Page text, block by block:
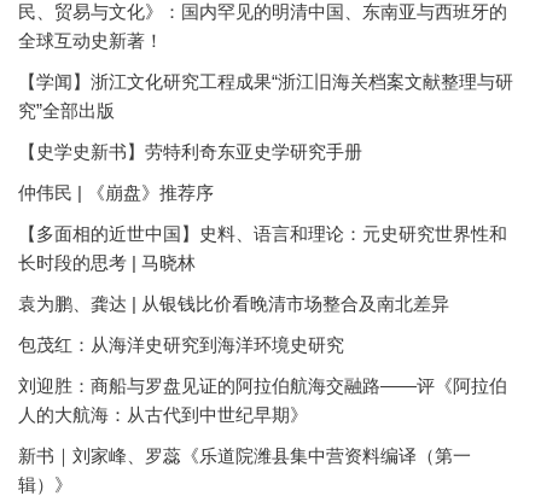
民、贸易与文化》：国内罕见的明清中国、东南亚与西班牙的
全球互动史新著！
【学闻】浙江文化研究工程成果“浙江旧海关档案文献整理与研
究”全部出版
【史学史新书】劳特利奇东亚史学研究手册
仲伟民 | 《崩盘》推荐序
【多面相的近世中国】史料、语言和理论：元史研究世界性和
长时段的思考 | 马晓林
袁为鹏、龚达 | 从银钱比价看晚清市场整合及南北差异
包茂红：从海洋史研究到海洋环境史研究
刘迎胜：商船与罗盘见证的阿拉伯航海交融路——评《阿拉伯
人的大航海：从古代到中世纪早期》
新书｜刘家峰、罗蕊《乐道院潍县集中营资料编译（第一
辑）》